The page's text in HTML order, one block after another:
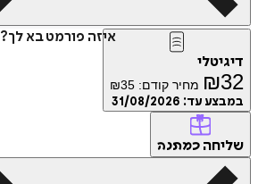
איזה פורמט בא לך?
דיגיטלי
₪32 מחיר קודם: ₪35
במבצע עד: 31/08/2026
שליחה כמתנה